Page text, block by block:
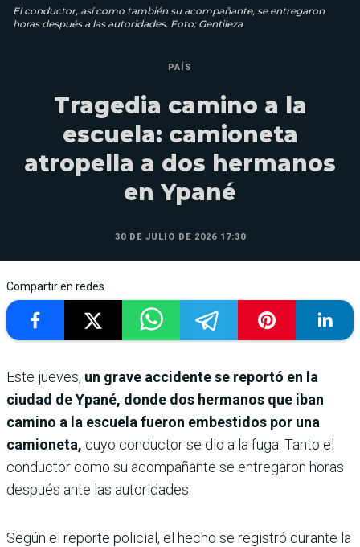
El conductor, así como también su acompañante, se entregaron
horas después a las autoridades. Foto: Gentileza
PAÍS
Tragedia camino a la
escuela: camioneta
atropella a dos hermanos
en Ypané
30 DE JULIO DE 2026 17:30
Compartir en redes
Este jueves, un grave accidente se reportó en la
ciudad de Ypané, donde dos hermanos que iban
camino a la escuela fueron embestidos por una
camioneta, cuyo conductor se dio a la fuga. Tanto el
conductor como su acompañante se entregaron horas
después ante las autoridades.
Según el reporte policial, el hecho se registró durante la